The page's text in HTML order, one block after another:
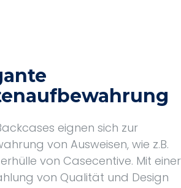
eignen sich zur
von Ausweisen, wie z.B.
von Casecentive. Mit einer
von Qualität und Design